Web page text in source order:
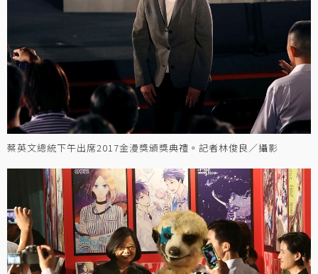
蔡英文總統下午出席2017金漫獎頒獎典禮。記者林俊良／攝影